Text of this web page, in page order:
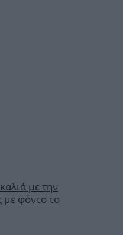
με την
φόντο το